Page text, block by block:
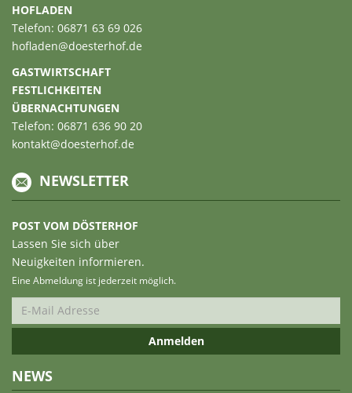
HOFLADEN
Telefon: 06871 63 69 026
hofladen@doesterhof.de
GASTWIRTSCHAFT
FESTLICHKEITEN
ÜBERNACHTUNGEN
Telefon: 06871 636 90 20
kontakt@doesterhof.de
NEWSLETTER
POST VOM DÖSTERHOF
Lassen Sie sich über
Neuigkeiten informieren.
Eine Abmeldung ist jederzeit möglich.
NEWS